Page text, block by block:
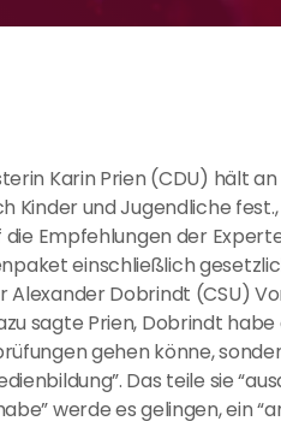
Karin Prien (CDU) hält
Kinder und Jugendliche
die Empfehlungen der
einschließlich
Alexander Dobrindt (CSU)
sagte Prien, Dobrindt
gehen könne,
Das teile sie
werde es gelingen, ein